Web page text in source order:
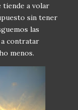
tiende a volar
sin tener
las
a contratar
menos.